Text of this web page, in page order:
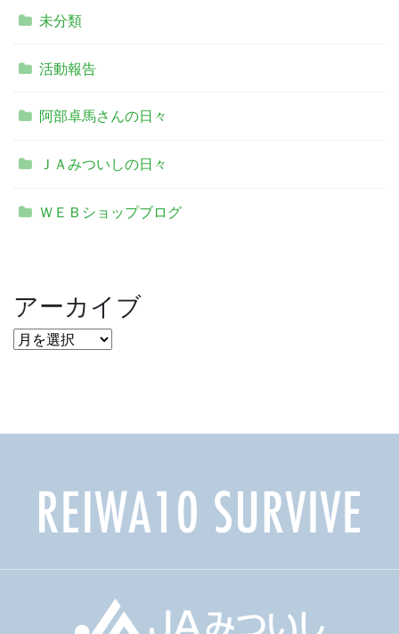
未分類
活動報告
阿部卓馬さんの日々
ＪＡみついしの日々
ＷＥＢショップブログ
アーカイブ
ア